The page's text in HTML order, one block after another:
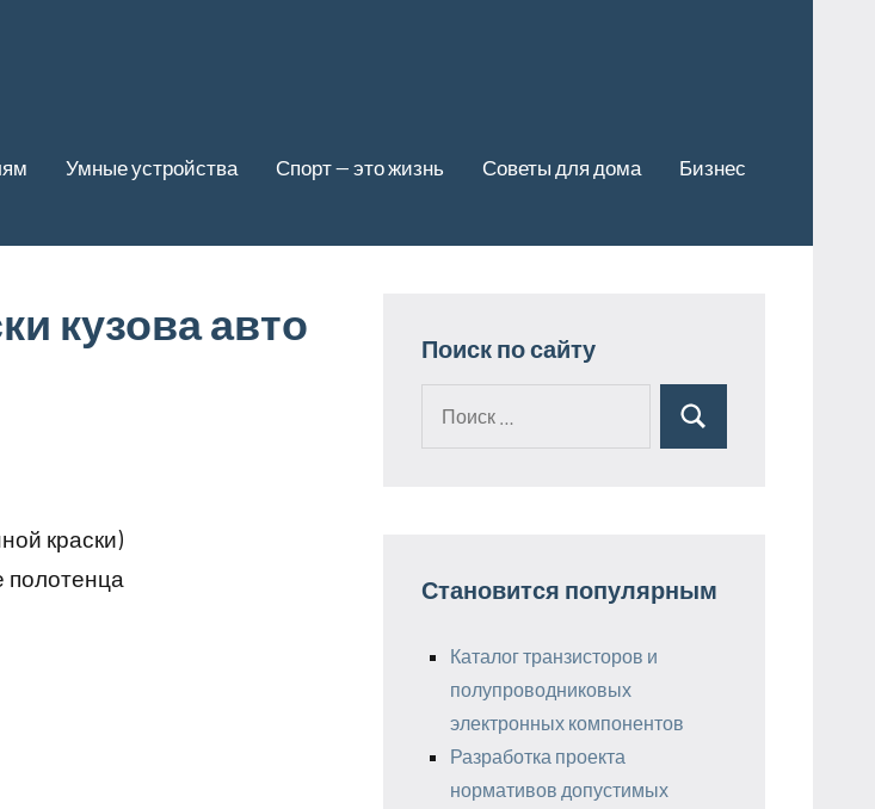
Умные устройства Спорт — это жизнь Советы для дома Бизнес
кузова авто
краски)
полотенца
Поиск по сайту
Поиск
Становится популярным
Каталог транзисторов и
полупроводниковых
электронных компонентов
Разработка проекта
нормативов допустимых